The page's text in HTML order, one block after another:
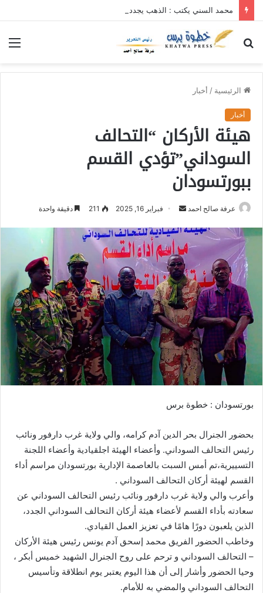
الرئيسية / أخبار
أخبار
هيئة الأركان “التحالف
السوداني”تؤدي القسم
ببورتسودان
عرفة صالح احمد
س
ل
ب
ر
د
ا
إ
ل
ك
ت
و
ي
ا
فبراير 16, 2025 211 دقيقة واحدة
بورتسودان : خطوة برس
بحضور الجنرال بحر الدين آدم كرامه، والي ولاية غرب دارفور ونائب
رئيس التحالف السوداني. وأعضاء الهيئة اجلقيادية وأعضاء اللجنة
التسييرية،تم أمس السبت بالعاصمة الإدارية بورتسودان مراسم أداء
القسم لهيئة أركان التحالف السوداني .
وأعرب والي ولاية غرب دارفور ونائب رئيس التحالف السوداني عن
سعادته بأداء القسم لأعضاء هيئة أركان التحالف السوداني الجدد،
الذين يلعبون دورًا هامًا في تعزيز العمل القيادي.
وخاطب الحضور الفريق محمد إسحق آدم يونس رئيس هيئة الأركان
– التحالف السوداني و ترحم على روح الجنرال الشهيد خميس أبكر ،
وحيا الحضور وأشار إلى أن هذا اليوم يعتبر يوم انطلاقة وتأسيس
التحالف السوداني والمضي به للأمام.